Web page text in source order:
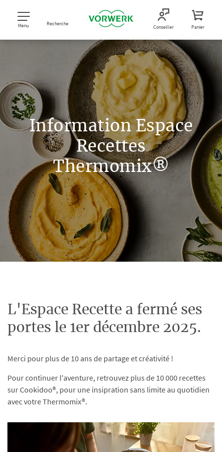
Menu Recherche Conseiller Panier
Information Espace
Recettes
Thermomix®
L'Espace Recette a fermé ses
portes le 1er décembre 2025.
Merci pour plus de 10 ans de partage et créativité !
Pour continuer l'aventure, retrouvez plus de 10 000 recettes
sur Cookidoo®, pour une insipration sans limite au quotidien
avec votre Thermomix®.